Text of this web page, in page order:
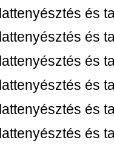
és
és
és
és
és
és